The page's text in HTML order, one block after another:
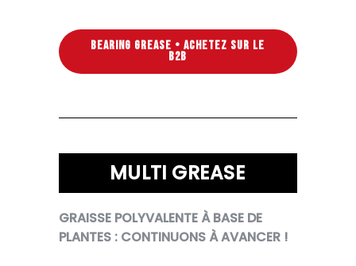
BEARING GREASE • ACHETEZ SUR LE
B2B
MULTI GREASE
GRAISSE POLYVALENTE À BASE DE
PLANTES : CONTINUONS À AVANCER !